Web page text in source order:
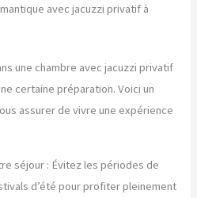
avec jacuzzi privatif à
une chambre avec jacuzzi privatif
certaine préparation. Voici un
assurer de vivre une expérience
séjour : Évitez les périodes de
d’été pour profiter pleinement